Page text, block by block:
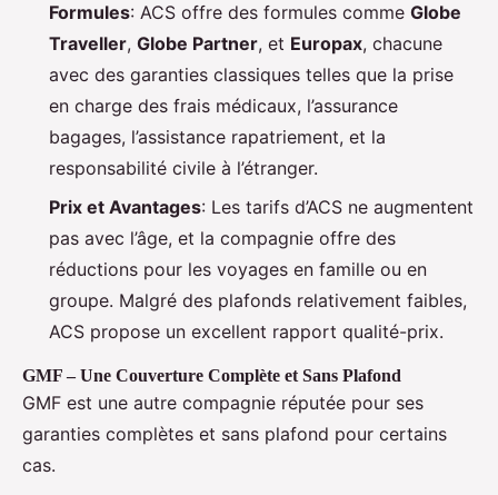
Formules: ACS offre des formules comme Globe
Traveller, Globe Partner, et Europax, chacune
avec des garanties classiques telles que la prise
en charge des frais médicaux, l’assurance
bagages, l’assistance rapatriement, et la
responsabilité civile à l’étranger.
Prix et Avantages: Les tarifs d’ACS ne augmentent
pas avec l’âge, et la compagnie offre des
réductions pour les voyages en famille ou en
groupe. Malgré des plafonds relativement faibles,
ACS propose un excellent rapport qualité-prix.
GMF – Une Couverture Complète et Sans Plafond
GMF est une autre compagnie réputée pour ses
garanties complètes et sans plafond pour certains
cas.